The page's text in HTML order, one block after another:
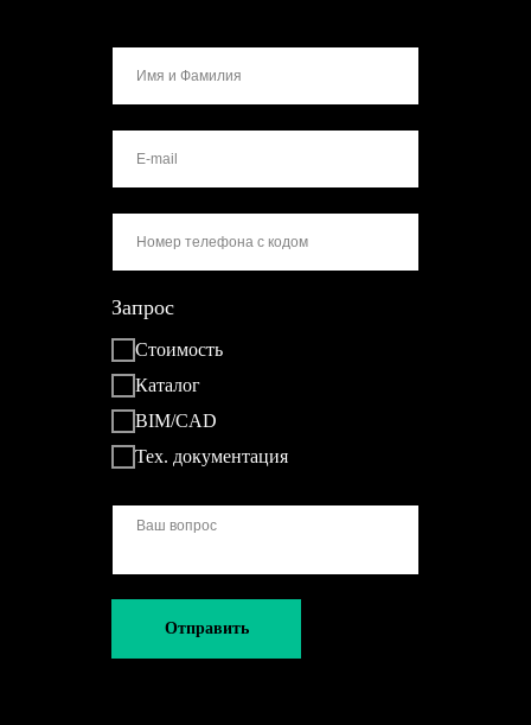
Запрос
Стоимость
Каталог
BIM/CAD
Тех. документация
Отправить